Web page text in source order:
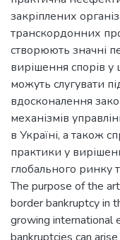
закріплених
транскордонних
створюють значні
вирішення спорів
можуть слугувати
вдосконалення
механізмів
в Україні, а також
практики у
глобального ринку
The purpose of the
border bankruptcy in
growing international